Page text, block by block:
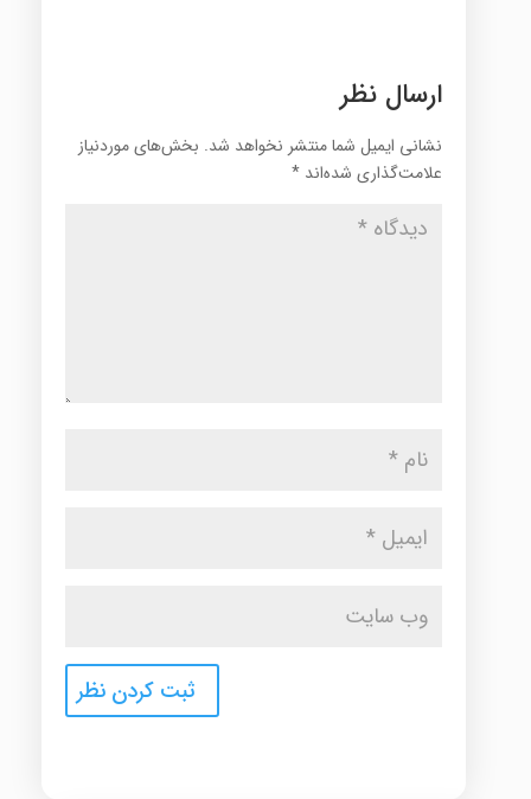
ارسال نظر
نشانی ایمیل شما منتشر نخواهد شد. بخش‌های موردنیاز
علامت‌گذاری شده‌اند *